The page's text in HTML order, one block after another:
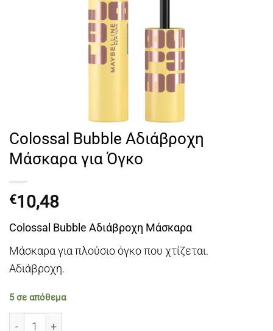
Colossal Bubble Αδιάβροχη
Μάσκαρα για Όγκο
€10,48
Colossal Bubble Αδιάβροχη Μάσκαρα
Μάσκαρα για πλούσιο όγκο που χτίζεται.
Αδιάβροχη.
5 σε απόθεμα